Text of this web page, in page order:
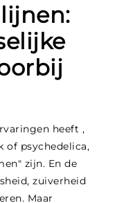
lijnen:
heeft ,
of psychedelica,
zijn. En de
zuiverheid
Maar